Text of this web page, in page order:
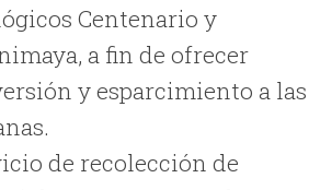
Centenario y
a fin de ofrecer
y esparcimiento a las
de recolección de